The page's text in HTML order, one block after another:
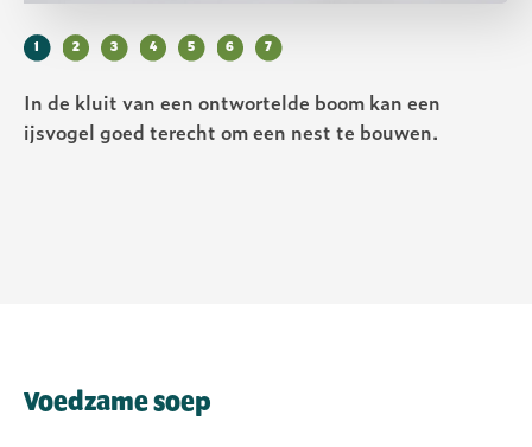
1
In de kluit van een ontwortelde boom kan een
ijsvogel goed terecht om een nest te bouwen.
2 3 4 5 6 7
Voedzame soep